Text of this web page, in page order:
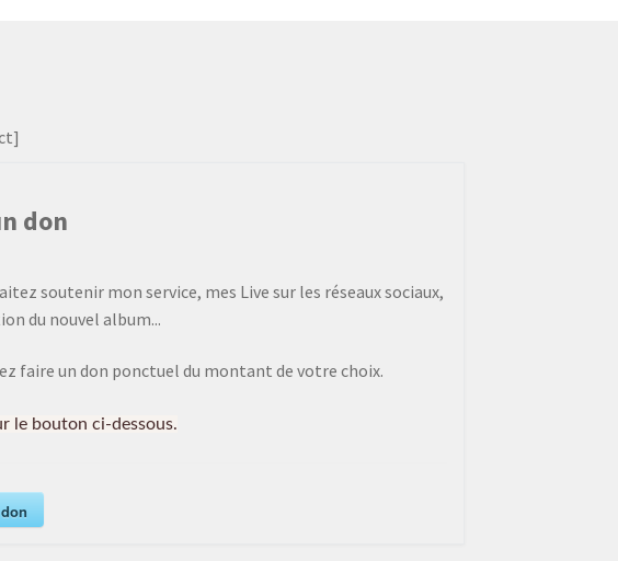
don
soutenir mon service, mes Live sur les réseaux sociaux,
du nouvel album...
faire un don ponctuel du montant de votre choix.
le bouton ci-dessous.